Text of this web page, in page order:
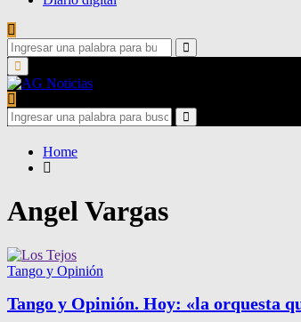
Search
for:
Search
Primary
Menu
Search
for:
Search
Home
Angel Vargas
Tango y Opinión
Tango y Opinión. Hoy: «la orquesta